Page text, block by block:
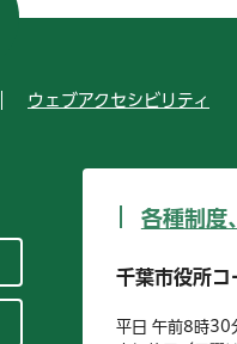
ウェブアクセシビリティ
各種制度
千葉市役所コ
平日 午前8時30